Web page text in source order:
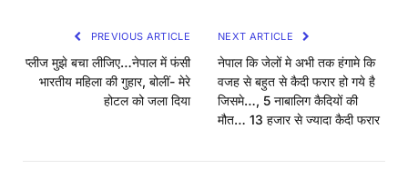
PREVIOUS ARTICLE
प्‍लीज मुझे बचा लीजिए…नेपाल में फंसी
भारतीय महिला की गुहार, बोलीं- मेरे
होटल को जला दिया
NEXT ARTICLE
नेपाल कि जेलों मे अभी तक हंगामे कि
वजह से बहुत से कैदी फरार हो गये है
जिसमे…, 5 नाबालिग कैदियों की
मौत… 13 हजार से ज्यादा कैदी फरार